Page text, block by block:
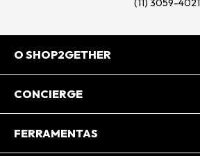
(11) 3059-4021
O SHOP2GETHER
Sobre Nós
CONCIERGE
Central de Relacionamento
FERRAMENTAS